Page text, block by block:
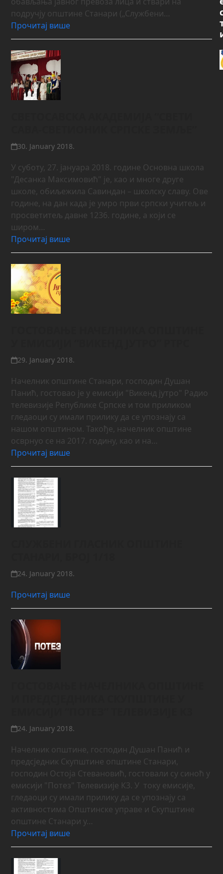
подручју општине Станари („Службени…
Прочитај више
30. January 2018.
У суботу, 27. јануара 2018. године Основна школа
"Десанка Максимовић" је, као и многе друге
школе, обиљежила Савиндан – школску славу. Ове
године, на дан када је умро први српски учитељ и
просветитељ давне 1236. године, а који се
широм…
Прочитај више
29. January 2018.
Начелник општине Станари, господин Душан
Панић, гостовао је у емисији "Викенд јутро" Радио
телевизије Републике Српске и том приликом
гледаоци су имали прилику да се упознају са
нашом општином. Такође, начелник општине
осврнуо се на 2017. годину, као и на…
Прочитај више
24. January 2018.
Прочитај више
24. January 2018.
Начелник општине, господин Душан Панић и
предсједник Скупштине општине Станари,
господин Остоја Стевановић, гостовали су синоћ у
емисији "Потез" Телевизије К3. У току емисије,
гледаоци су имали прилику да се упознају са
активностима Општинске управе и Скупштине
општине Станари у…
Прочитај више